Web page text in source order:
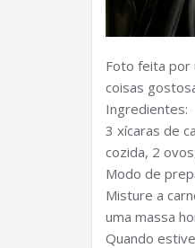
Foto feita por
coisas
Ingredientes:
3 xícaras de
cozida, 2
Modo de
Misture a
uma massa
Quando